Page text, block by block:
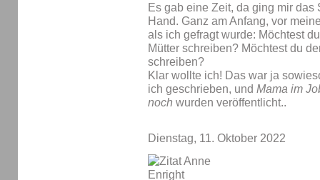
Es gab eine Zeit, da ging mir
Hand. Ganz am Anfang, vor
als ich gefragt wurde: Möchtest
Mütter schreiben? Möchtest du
schreiben?
Klar wollte ich! Das war ja
ich geschrieben, und Mama im
noch wurden veröffentlicht..
Dienstag, 11. Oktober 2022